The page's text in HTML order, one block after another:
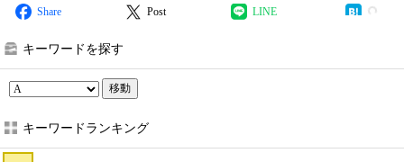
Share Post LINE
キーワードを探す
移動
キーワードランキング